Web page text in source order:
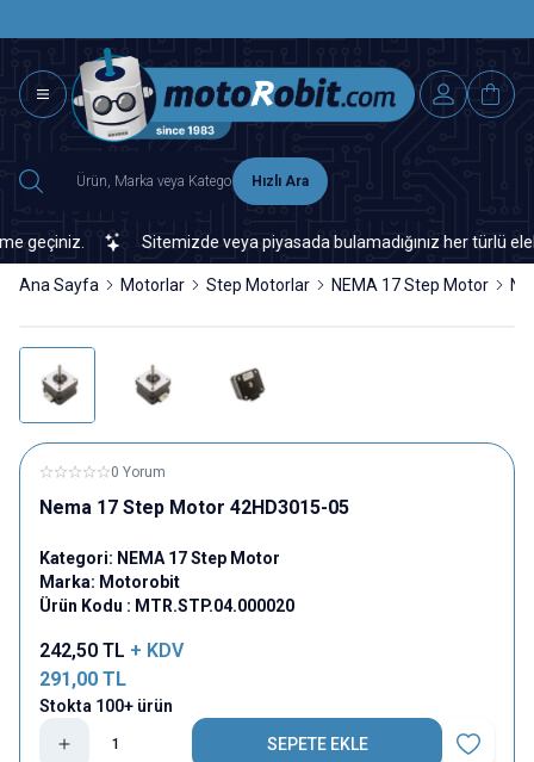
Hızlı Ara
Sitemizde veya piyasada bulamadığınız her türlü
Ana Sayfa Motorlar Step Motorlar NEMA 17 Step Motor
0 Yorum
Nema 17 Step Motor 42HD3015-05
Kategori: NEMA 17 Step Motor
Marka: Motorobit
Ürün Kodu : MTR.STP.04.000020
242,50 TL + KDV
291,00 TL
Stokta 100+ ürün
SEPETE EKLE
Favoriye